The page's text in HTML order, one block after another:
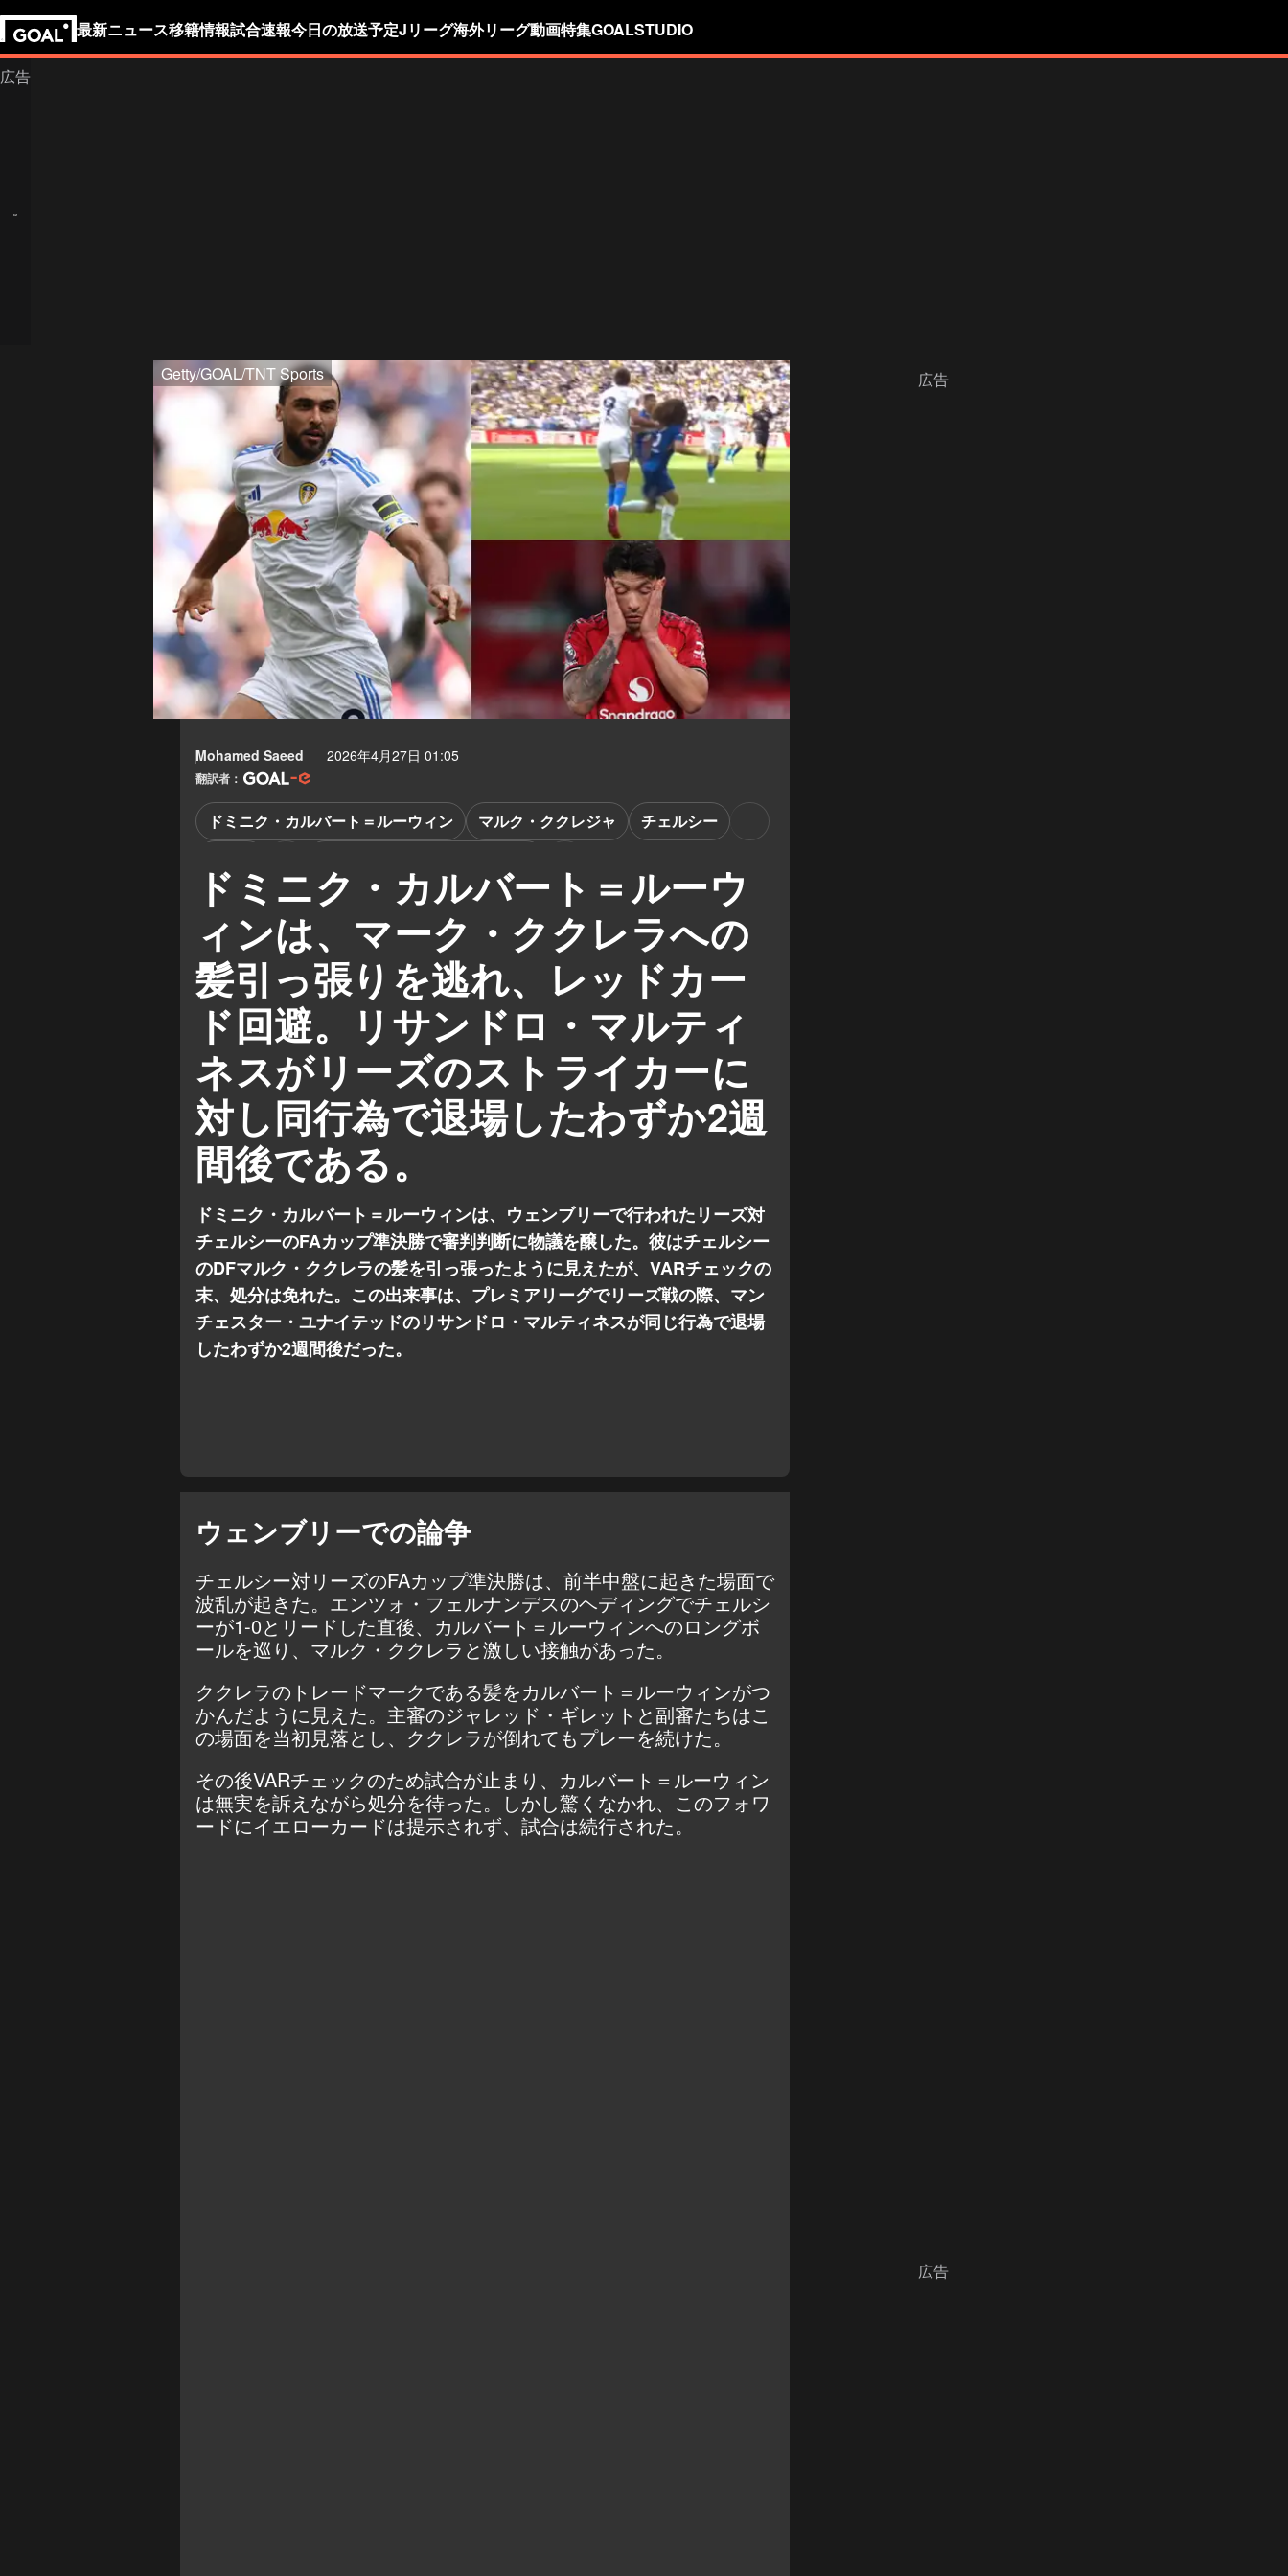
最新ニュース移籍情報試合速報今日の放送予定Jリーグ海外リーグ動画特集GOALSTUDIO
Getty/GOAL/TNT Sports
Mohamed Saeed 2026年4月27日 01:05
翻訳者：
ドミニク・カルバート＝ルーウ
ィンは、マーク・ククレラへの
髪引っ張りを逃れ、レッドカー
ド回避。リサンドロ・マルティ
ネスがリーズのストライカーに
対し同行為で退場したわずか2週
間後である。
ドミニク・カルバート＝ルーウィン マルク・ククレジャ
チェルシー
リサンドロ・マルティネス
FAカップ プレミアリーグ
ドミニク・カルバート＝ルーウィンは、ウェンブリーで行われたリーズ対
チェルシーのFAカップ準決勝で審判判断に物議を醸した。彼はチェルシー
のDFマルク・ククレラの髪を引っ張ったように見えたが、VARチェックの
末、処分は免れた。この出来事は、プレミアリーグでリーズ戦の際、マン
チェスター・ユナイテッドのリサンドロ・マルティネスが同じ行為で退場
したわずか2週間後だった。
ウェンブリーでの論争
チェルシー対リーズのFAカップ準決勝は、前半中盤に起きた場面で
波乱が起きた。エンツォ・フェルナンデスのヘディングでチェルシ
ーが1-0とリードした直後、カルバート＝ルーウィンへのロングボ
ールを巡り、マルク・ククレラと激しい接触があった。
ククレラのトレードマークである髪をカルバート＝ルーウィンがつ
かんだように見えた。主審のジャレッド・ギレットと副審たちはこ
の場面を当初見落とし、ククレラが倒れてもプレーを続けた。
その後VARチェックのため試合が止まり、カルバート＝ルーウィン
は無実を訴えながら処分を待った。しかし驚くなかれ、このフォワ
ードにイエローカードは提示されず、試合は続行された。